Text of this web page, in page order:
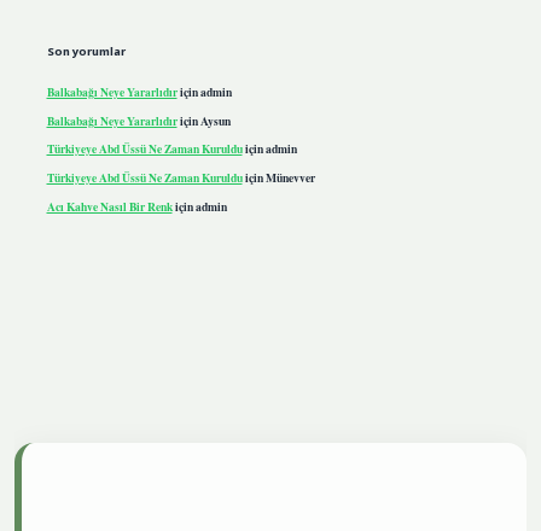
Son yorumlar
Balkabağı Neye Yararlıdıriçinadmin
Balkabağı Neye Yararlıdıriçin Aysun
Türkiyeye Abd Üssü Ne Zaman Kurulduiçinadmin
Türkiyeye Abd Üssü Ne Zaman KurulduiçinMünevver
Acı Kahve Nasıl Bir Renkiçinadmin